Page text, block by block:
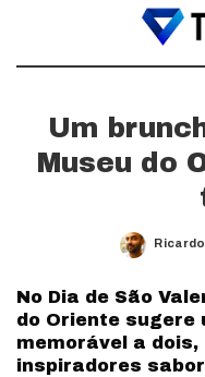
Um
Museu do
Posted
No Dia de São
do Oriente sugere
memorável a
inspiradores